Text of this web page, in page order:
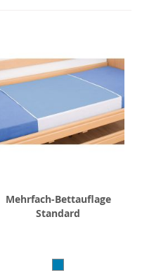
Mehrfach-Bettauflage
Standard